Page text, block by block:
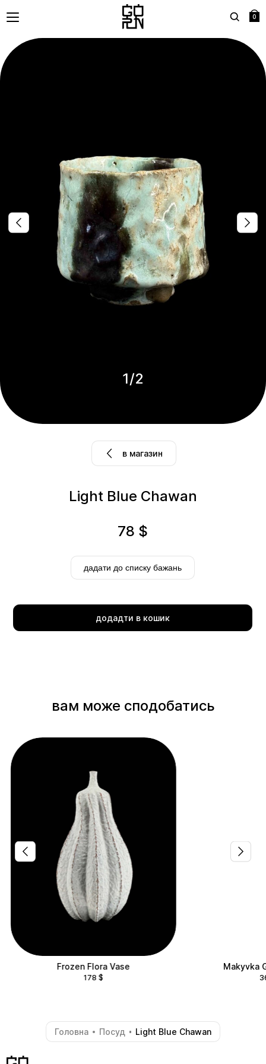
0
в магазин
1/2
Light Blue Chawan
78 $
дадати до списку бажань
додадти в кошик
вам може сподобатись
Frozen Flora Vase
178 $
Makyvka
Головна - Посуд - Light Blue Chawan
Delivery